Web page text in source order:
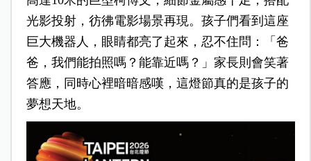
光影投射，彷彿電影場景再現。孩子們看到這座
巨大機器人，眼睛都亮了起來，忍不住問：「爸
爸，我們能拍照嗎？能靠近嗎？」家長則會笑著
答應，同時心裡暗暗感嘆，這燈節真的是孩子的
夢想天地。